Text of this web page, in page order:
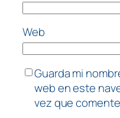
Web
Guarda mi
web en este
vez que